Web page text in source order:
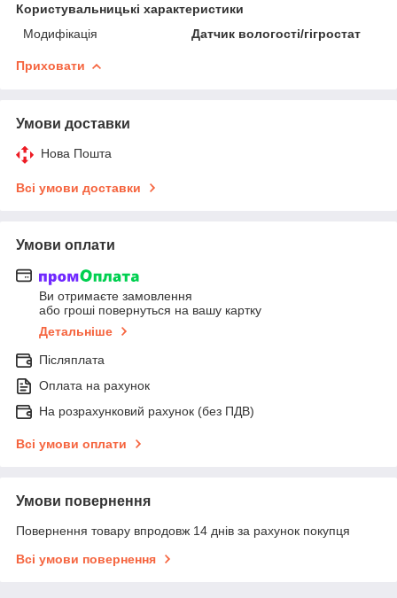
Користувальницькі характеристики
Модифікація
Датчик вологості/гігростат
Приховати
Умови доставки
Нова Пошта
Всі умови доставки
Умови оплати
Ви отримаєте замовлення
або гроші повернуться на вашу картку
Детальніше
Післяплата
Оплата на рахунок
На розрахунковий рахунок (без ПДВ)
Всі умови оплати
Умови повернення
Повернення товару впродовж 14 днів за рахунок покупця
Всі умови повернення